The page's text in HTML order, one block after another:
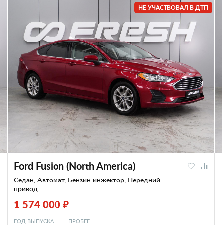
НЕ УЧАСТВОВАЛ В ДТП
Ford Fusion (North America)
Седан, Автомат, Бензин инжектор, Передний
привод
1 574 000 ₽
ГОД ВЫПУСКА ПРОБЕГ